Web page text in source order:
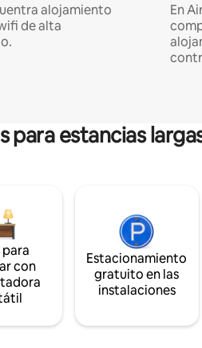
alojamiento
de alta
En
para estancias
con
Estacionamiento
gratuito en las
instalaciones